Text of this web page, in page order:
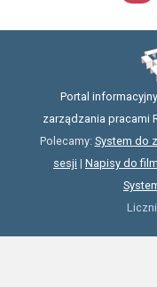
Portal
zarządzania pracami
Polecamy: System do
sesji | Napisy do